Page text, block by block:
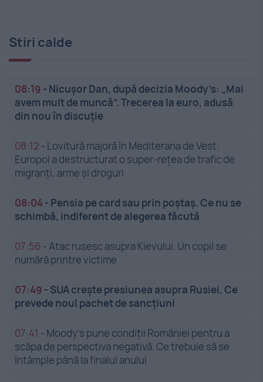
Stiri calde
08:19 - Nicușor Dan, după decizia Moody’s: „Mai
avem mult de muncă”. Trecerea la euro, adusă
din nou în discuție
08:12 - Lovitură majoră în Mediterana de Vest:
Europol a destructurat o super-rețea de trafic de
migranți, arme și droguri
08:04- Pensia pe card sau prin poștaș. Ce nu se
schimbă, indiferent de alegerea făcută
07:56 -Atac rusesc asupra Kievului. Un copil se
numără printre victime
07:49 - SUA crește presiunea asupra Rusiei. Ce
prevede noul pachet de sancțiuni
07:41 - Moody’s pune condiții României pentru a
scăpa de perspectiva negativă. Ce trebuie să se
întâmple până la finalul anului